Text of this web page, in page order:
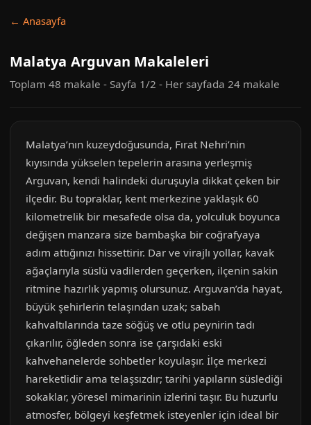
← Anasayfa
Malatya Arguvan Makaleleri
Toplam 48 makale - Sayfa 1/2 - Her sayfada 24 makale
Malatya’nın kuzeydoğusunda, Fırat Nehri’nin
kıyısında yükselen tepelerin arasına yerleşmiş
Arguvan, kendi halindeki duruşuyla dikkat çeken bir
ilçedir. Bu topraklar, kent merkezine yaklaşık 60
kilometrelik bir mesafede olsa da, yolculuk boyunca
değişen manzara size bambaşka bir coğrafyaya
adım attığınızı hissettirir. Dar ve virajlı yollar, kavak
ağaçlarıyla süslü vadilerden geçerken, ilçenin sakin
ritmine hazırlık yapmış olursunuz. Arguvan’da hayat,
büyük şehirlerin telaşından uzak; sabah
kahvaltılarında taze söğüş ve otlu peynirin tadı
çıkarılır, öğleden sonra ise çarşıdaki eski
kahvehanelerde sohbetler koyulaşır. İlçe merkezi
hareketlidir ama telaşsızdır; tarihi yapıların süslediği
sokaklar, yöresel mimarinin izlerini taşır. Bu huzurlu
atmosfer, bölgeyi keşfetmek isteyenler için ideal bir